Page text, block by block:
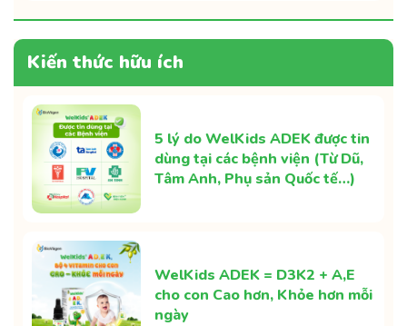
Kiến thức hữu ích
5 lý do WelKids ADEK được tin
dùng tại các bệnh viện (Từ Dũ,
Tâm Anh, Phụ sản Quốc tế…)
WelKids ADEK = D3K2 + A,E
cho con Cao hơn, Khỏe hơn mỗi
ngày